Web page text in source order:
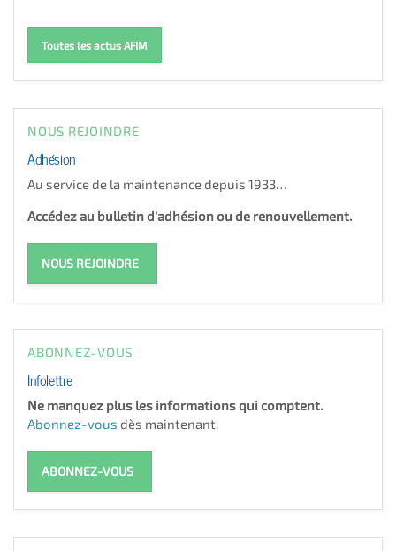
Toutes les actus AFIM
NOUS REJOINDRE
Adhésion
Au service de la maintenance depuis 1933…
Accédez au bulletin d'adhésion ou de renouvellement.
NOUS REJOINDRE
ABONNEZ-VOUS
Infolettre
Ne manquez plus les informations qui comptent.
Abonnez-vous dès maintenant.
ABONNEZ-VOUS